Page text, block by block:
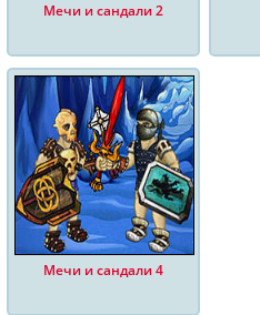
Мечи и сандали 2
Мечи и сандали 4